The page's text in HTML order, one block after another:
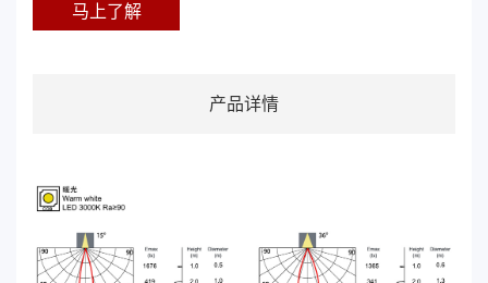
马上了解
产品详情